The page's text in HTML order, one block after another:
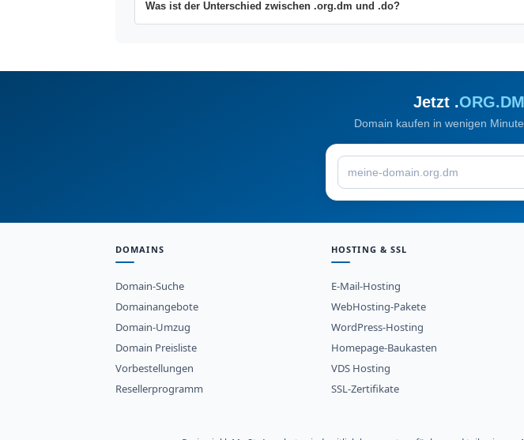
Was ist der Unterschied zwischen .org.dm und .do?
Jetzt .ORG.DM
Domain kaufen in wenigen
DOMAINS
Domain-Suche
Domainangebote
Domain-Umzug
Domain Preisliste
Vorbestellungen
Resellerprogramm
HOSTING & SSL
E-Mail-Hosting
WebHosting-Pakete
WordPress-Hosting
Homepage-Baukasten
VDS Hosting
SSL-Zertifikate